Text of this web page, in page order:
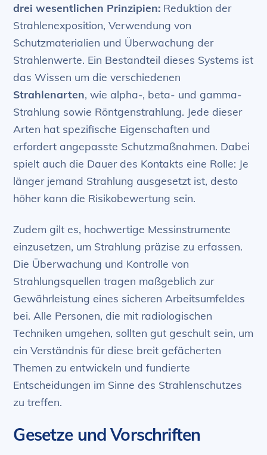
drei wesentlichen Prinzipien: Reduktion der
Strahlenexposition, Verwendung von
Schutzmaterialien und Überwachung der
Strahlenwerte. Ein Bestandteil dieses Systems ist
das Wissen um die verschiedenen
Strahlenarten, wie alpha-, beta- und gamma-
Strahlung sowie Röntgenstrahlung. Jede dieser
Arten hat spezifische Eigenschaften und
erfordert angepasste Schutzmaßnahmen. Dabei
spielt auch die Dauer des Kontakts eine Rolle: Je
länger jemand Strahlung ausgesetzt ist, desto
höher kann die Risikobewertung sein.
Zudem gilt es, hochwertige Messinstrumente
einzusetzen, um Strahlung präzise zu erfassen.
Die Überwachung und Kontrolle von
Strahlungsquellen tragen maßgeblich zur
Gewährleistung eines sicheren Arbeitsumfeldes
bei. Alle Personen, die mit radiologischen
Techniken umgehen, sollten gut geschult sein, um
ein Verständnis für diese breit gefächerten
Themen zu entwickeln und fundierte
Entscheidungen im Sinne des Strahlenschutzes
zu treffen.
Gesetze und Vorschriften